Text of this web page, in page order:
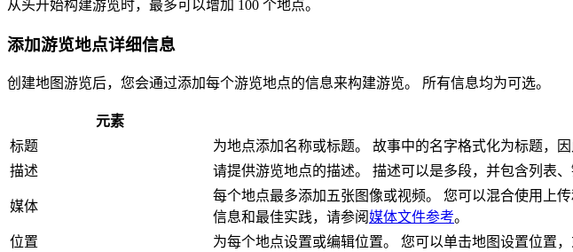
从头开始构建游览时，最多可以增加 100 个地点。
添加游览地点详细信息
创建地图游览后，您会通过添加每个游览地点的信息来构建游览。 所有信息均为可选。
元素
标题
为地点添加名称或标题。 故事中的名字格式化为标题，因
描述
请提供游览地点的描述。 描述可以是多段，并包含列表
媒体
每个地点最多添加五张图像或视频。 您可以混合使用上
信息和最佳实践，请参阅媒体文件参考。
位置
为每个地点设置或编辑位置。 您可以单击地图设置位置